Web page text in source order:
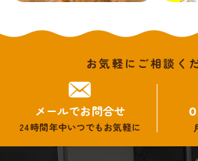
お気軽にご相談く
メールでお問合せ
24時間年中いつでもお気軽に